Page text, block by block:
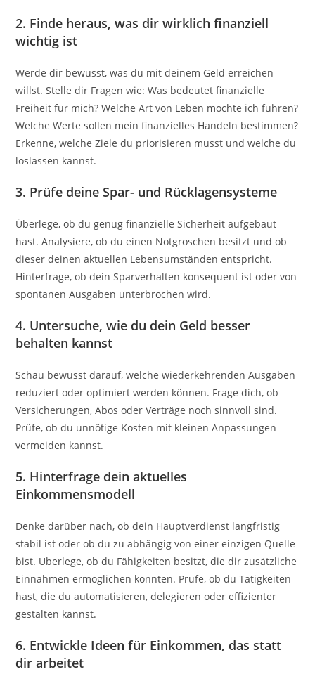
2. Finde heraus, was dir wirklich finanziell
wichtig ist
Werde dir bewusst, was du mit deinem Geld erreichen
willst. Stelle dir Fragen wie: Was bedeutet finanzielle
Freiheit für mich? Welche Art von Leben möchte ich führen?
Welche Werte sollen mein finanzielles Handeln bestimmen?
Erkenne, welche Ziele du priorisieren musst und welche du
loslassen kannst.
3. Prüfe deine Spar- und Rücklagensysteme
Überlege, ob du genug finanzielle Sicherheit aufgebaut
hast. Analysiere, ob du einen Notgroschen besitzt und ob
dieser deinen aktuellen Lebensumständen entspricht.
Hinterfrage, ob dein Sparverhalten konsequent ist oder von
spontanen Ausgaben unterbrochen wird.
4. Untersuche, wie du dein Geld besser
behalten kannst
Schau bewusst darauf, welche wiederkehrenden Ausgaben
reduziert oder optimiert werden können. Frage dich, ob
Versicherungen, Abos oder Verträge noch sinnvoll sind.
Prüfe, ob du unnötige Kosten mit kleinen Anpassungen
vermeiden kannst.
5. Hinterfrage dein aktuelles
Einkommensmodell
Denke darüber nach, ob dein Hauptverdienst langfristig
stabil ist oder ob du zu abhängig von einer einzigen Quelle
bist. Überlege, ob du Fähigkeiten besitzt, die dir zusätzliche
Einnahmen ermöglichen könnten. Prüfe, ob du Tätigkeiten
hast, die du automatisieren, delegieren oder effizienter
gestalten kannst.
6. Entwickle Ideen für Einkommen, das statt
dir arbeitet